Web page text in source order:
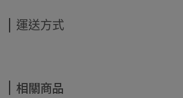
運送方式
相關商品